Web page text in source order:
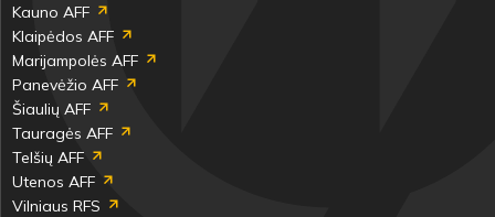
Kauno AFF
Klaipėdos AFF
Marijampolės AFF
Panevėžio AFF
Šiaulių AFF
Tauragės AFF
Telšių AFF
Utenos AFF
Vilniaus RFS